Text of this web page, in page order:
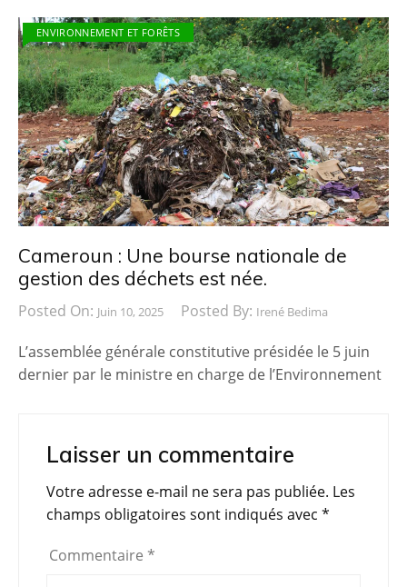
ENVIRONNEMENT ET FORÊTS
Cameroun : Une bourse nationale de
gestion des déchets est née.
Posted On: Juin 10, 2025 Posted By: Irené Bedima
L’assemblée générale constitutive présidée le 5 juin
dernier par le ministre en charge de l’Environnement
Laisser un commentaire
Votre adresse e-mail ne sera pas publiée. Les
champs obligatoires sont indiqués avec *
Commentaire *